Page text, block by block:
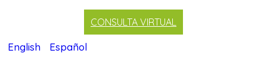
CONSULTA VIRTUAL
English Español